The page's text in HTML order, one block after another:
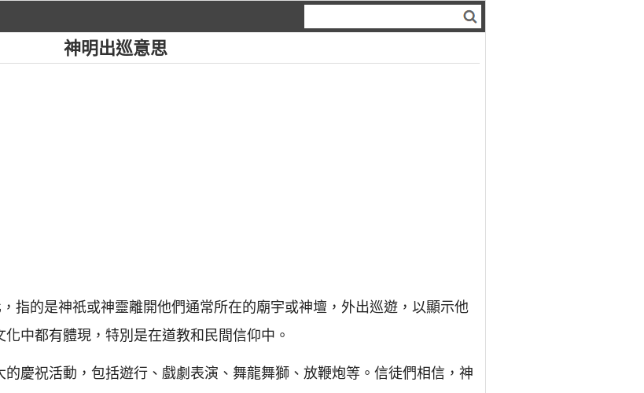
神明出巡意思
指的是神祇或神靈離開他們通常所在的廟宇或神壇，外出巡遊，以顯示他
中都有體現，特別是在道教和民間信仰中。
慶祝活動，包括遊行、戲劇表演、舞龍舞獅、放鞭炮等。信徒們相信，神